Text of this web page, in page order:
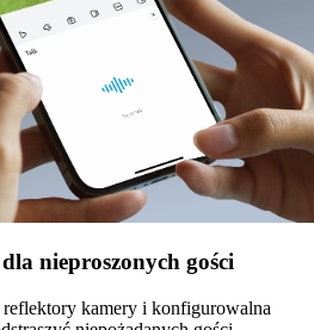
nieproszonych gości
kamery i konfigurowalna